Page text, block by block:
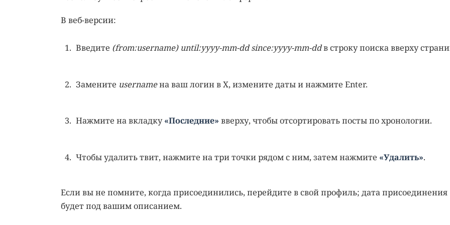
В веб-версии:
Введите (from:username) until:yyyy-mm-dd since:yyyy-mm-ddв строку поиска вверху
Замените usernameна ваш логин в X, измените даты и нажмите Enter.
Нажмите на вкладку«Последние» вверху, чтобы отсортировать посты по хронологии.
Чтобы удалить твит, нажмите на три точки рядом с ним, затем нажмите «Удалить».
Если вы не помните, когда присоединились, перейдите в свой профиль; дата присоединения
будет под вашим описанием.